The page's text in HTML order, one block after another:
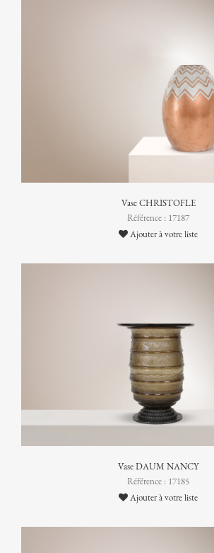
Vase CHRISTOFLE
Référence : 17187
Ajouter à votre liste
Vase DAUM NANCY
Référence : 17185
Ajouter à votre liste